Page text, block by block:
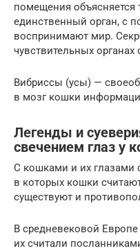
помещения объясняется
единственный орган, с
воспринимают мир.
чувствительных
Вибриссы (усы) —
в мозг кошки
Легенды и
свечением глаз у
С кошками и их глазами
в которых кошки
существуют и
В средневековой
их считали